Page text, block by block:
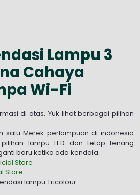
Lampu 3
Cahaya
Wi-Fi
di atas, Yuk lihat berbagai pilihan
satu Merek perlampuan di indonesia
lampu LED dan tetap tenang
baru ketika ada kendala.
Store
Store
lampu Tricolour.